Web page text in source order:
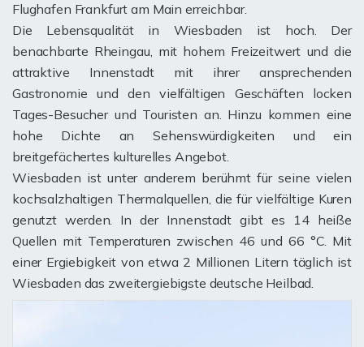
Flughafen Frankfurt am Main erreichbar.
Die Lebensqualität in Wiesbaden ist hoch. Der
benachbarte Rheingau, mit hohem Freizeitwert und die
attraktive Innenstadt mit ihrer ansprechenden
Gastronomie und den vielfältigen Geschäften locken
Tages-Besucher und Touristen an. Hinzu kommen eine
hohe Dichte an Sehenswürdigkeiten und ein
breitgefächertes kulturelles Angebot.
Wiesbaden ist unter anderem berühmt für seine vielen
kochsalzhaltigen Thermalquellen, die für vielfältige Kuren
genutzt werden. In der Innenstadt gibt es 14 heiße
Quellen mit Temperaturen zwischen 46 und 66 °C. Mit
einer Ergiebigkeit von etwa 2 Millionen Litern täglich ist
Wiesbaden das zweitergiebigste deutsche Heilbad.